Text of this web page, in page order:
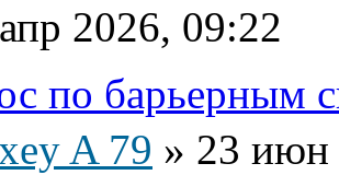
2026, 09:22
по барьерным
A 79 » 23 июн